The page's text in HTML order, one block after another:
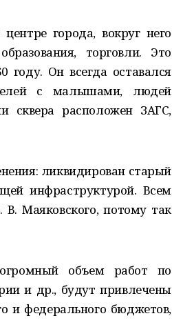
города, вокруг него
торговли. Это
Он всегда оставался
с малышами, людей
сквера расположен ЗАГС,
ликвидирован старый
инфраструктурой. Всем
Маяковского, потому так
объем работ по
и др., будут привлечены
и федерального бюджетов,